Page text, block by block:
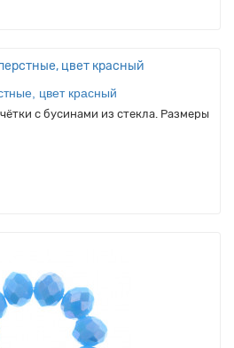
цвет красный
с бусинами из стекла. Размеры